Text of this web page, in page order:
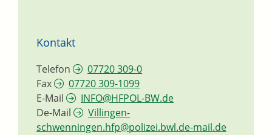
Kontakt
Telefon
07720 309-0
Fax
07720 309-1099
E-Mail
INFO@HFPOL-BW.de
De-Mail
Villingen-
schwenningen.hfp@polizei.bwl.de-mail.de